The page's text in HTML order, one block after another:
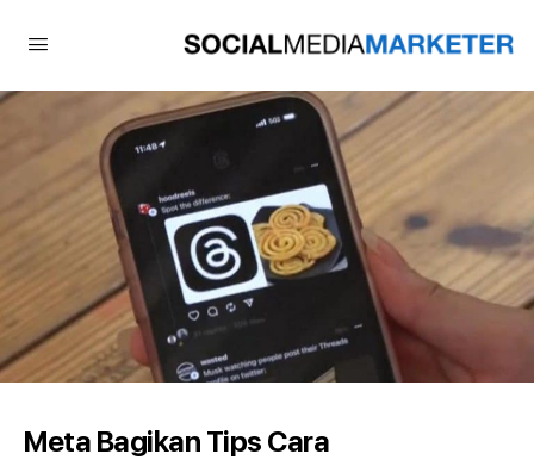
Meta Bagikan Tips Cara